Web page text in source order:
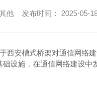
他 发布时间： 2025-05-
西安槽式桥架对通信网络
设施，在通信网络建设中